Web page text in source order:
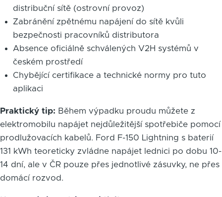
distribuční sítě (ostrovní provoz)
Zabránění zpětnému napájení do sítě kvůli
bezpečnosti pracovníků distributora
Absence oficiálně schválených V2H systémů v
českém prostředí
Chybějící certifikace a technické normy pro tuto
aplikaci
Praktický tip: Během výpadku proudu můžete z
elektromobilu napájet nejdůležitější spotřebiče pomocí
prodlužovacích kabelů. Ford F-150 Lightning s baterií
131 kWh teoreticky zvládne napájet lednici po dobu 10-
14 dní, ale v ČR pouze přes jednotlivé zásuvky, ne přes
domácí rozvod.